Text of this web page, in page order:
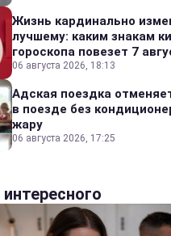
Жизнь кардинально
лучшему: каким знакам
гороскопа повезет 7
06 августа 2026, 18:13
Адская поездка
в поезде без
жару
06 августа 2026, 17:25